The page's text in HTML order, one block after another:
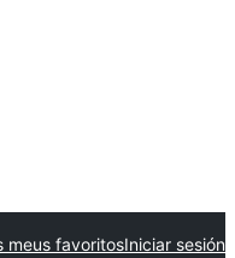
meus favoritosIniciar sesión